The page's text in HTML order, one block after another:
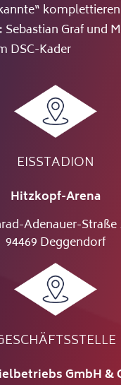
Graf und
DSC-Kader
EISSTADION
Hitzkopf-Arena
Adenauer-Straße
94469 Deggendorf
GmbH &